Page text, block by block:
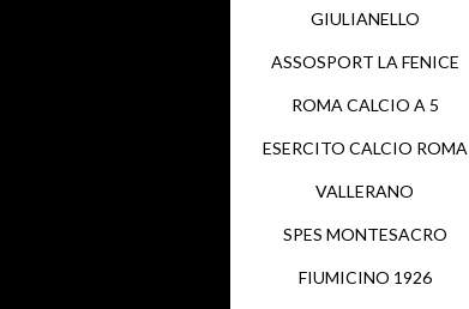
GIULIANELLO
ASSOSPORT LA FENICE
ROMA CALCIO A 5
ESERCITO CALCIO ROMA
VALLERANO
SPES MONTESACRO
FIUMICINO 1926